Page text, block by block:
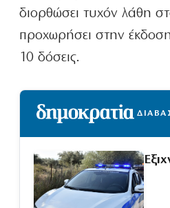
διορθώσει τυχόν λάθη
προχωρήσει στην
10 δόσεις.